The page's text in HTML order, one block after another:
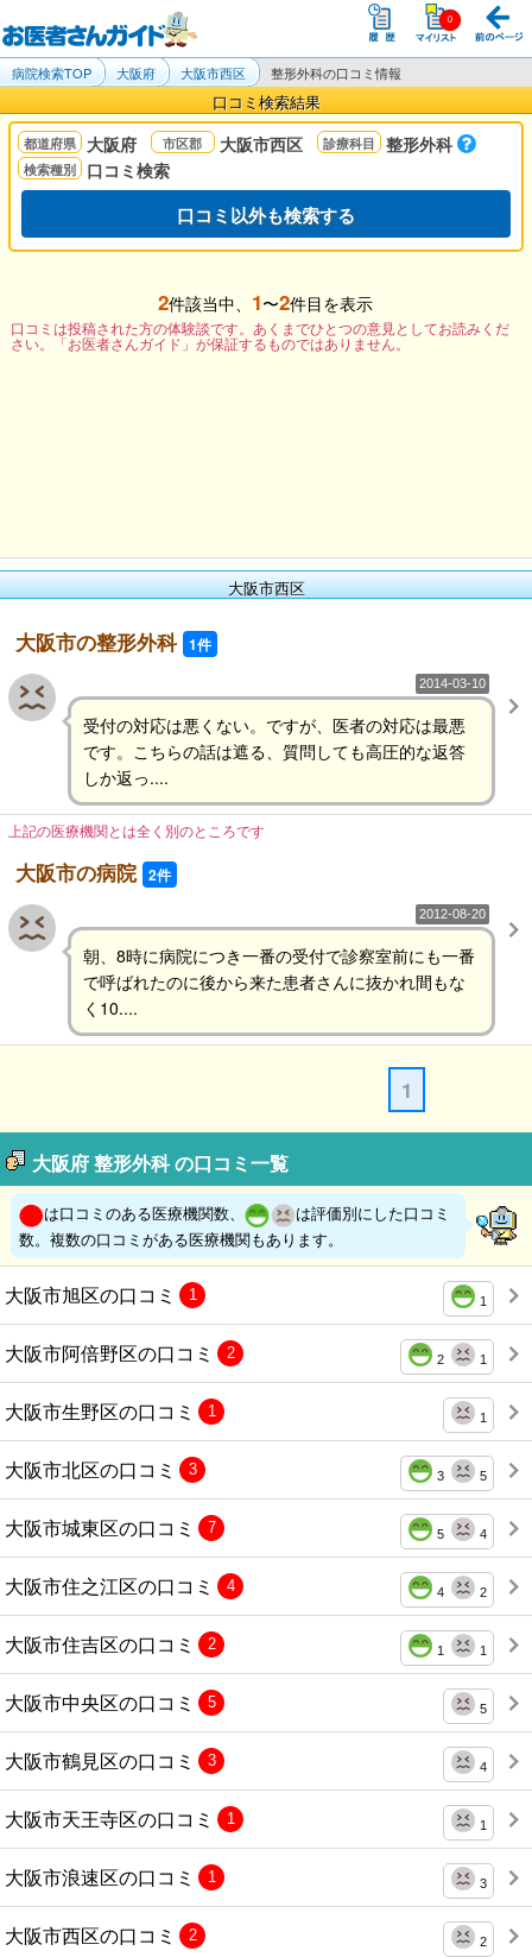
病院検索TOP 大阪府 大阪市西区 整形外科の口コミ情報
口コミ検索結果
大阪府 大阪市西区
整形外科
口コミ検索
口コミ以外も検索する
2件該当中、 1〜2件目を表示
口コミは投稿された方の体験談です。あくまでひとつの意見としてお読みくだ
さい。「お医者さんガイド」が保証するものではありません。
大阪市西区
大阪市の整形外科 1件
2014-03-10
受付の対応は悪くない。ですが、医者の対応は最悪
です。こちらの話は遮る、質問しても高圧的な返答
しか返っ....
上記の医療機関とは全く別のところです
大阪市の病院 2件
2012-08-20
朝、8時に病院につき一番の受付で診察室前にも一番
で呼ばれたのに後から来た患者さんに抜かれ間もな
く10....
1
大阪府 整形外科 の口コミ一覧
は口コミのある医療機関数、
は評価別にした口コミ
数。複数の口コミがある医療機関もあります。
大阪市旭区の口コミ 1
1
大阪市阿倍野区の口コミ 2 1
2
大阪市生野区の口コミ 1
1
大阪市北区の口コミ 3 5
3
大阪市城東区の口コミ 5 4
7
大阪市住之江区の口コミ 4 2
4
大阪市住吉区の口コミ 1 1
2
大阪市中央区の口コミ 5
5
大阪市鶴見区の口コミ 4
3
大阪市天王寺区の口コミ 1
1
大阪市浪速区の口コミ 3
1
大阪市西区の口コミ 2
2